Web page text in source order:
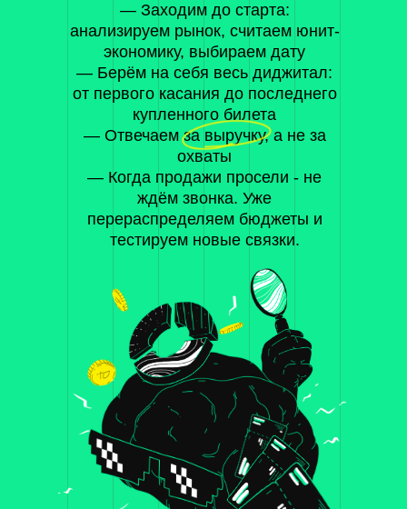
— Заходим до старта:
анализируем рынок, считаем юнит-
экономику, выбираем дату
— Берём на себя весь диджитал:
от первого касания до последнего
купленного билета
— Отвечаем за выручку, а не за
охваты
— Когда продажи просели - не
ждём звонка. Уже
перераспределяем бюджеты и
тестируем новые связки.